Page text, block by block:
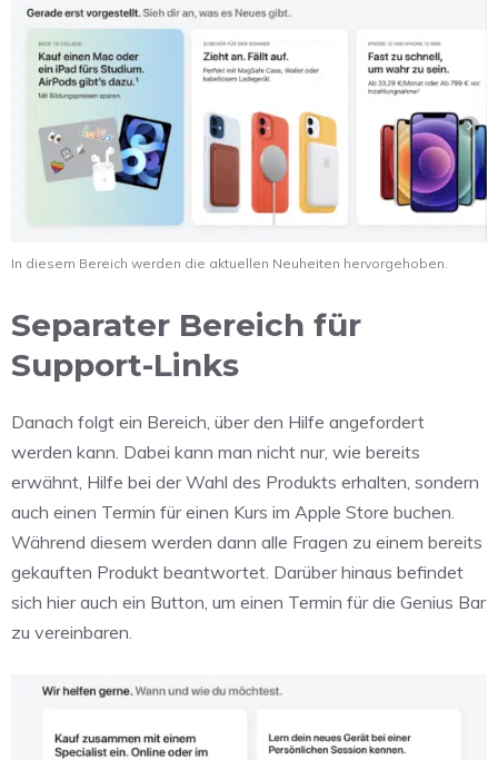
In diesem Bereich werden die aktuellen Neuheiten hervorgehoben.
Separater Bereich für
Support-Links
Danach folgt ein Bereich, über den Hilfe angefordert
werden kann. Dabei kann man nicht nur, wie bereits
erwähnt, Hilfe bei der Wahl des Produkts erhalten, sondern
auch einen Termin für einen Kurs im Apple Store buchen.
Während diesem werden dann alle Fragen zu einem bereits
gekauften Produkt beantwortet. Darüber hinaus befindet
sich hier auch ein Button, um einen Termin für die Genius Bar
zu vereinbaren.